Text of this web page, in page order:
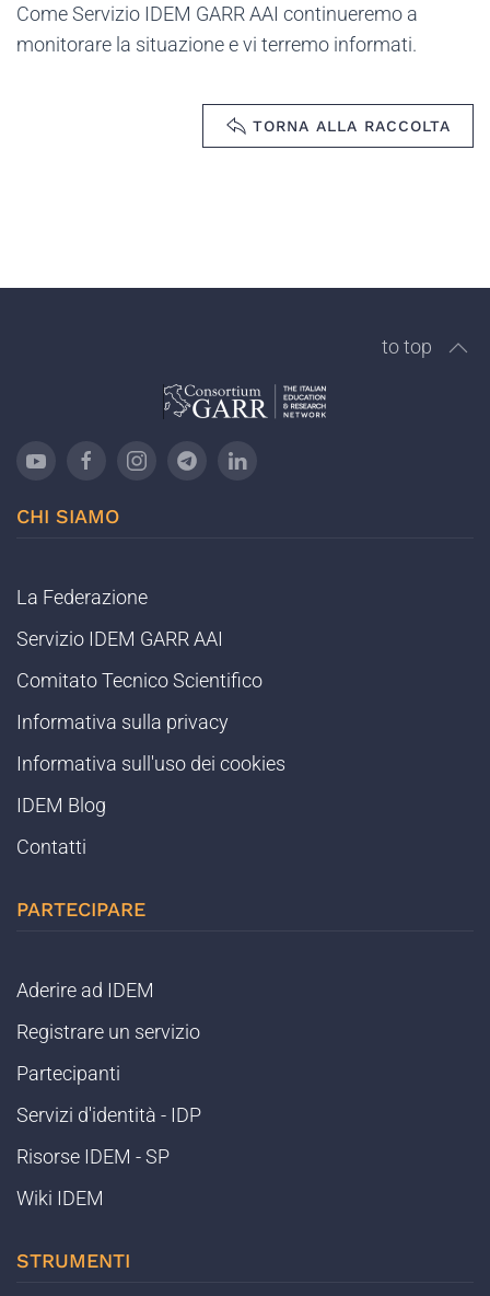
Come Servizio IDEM GARR AAI continueremo a
monitorare la situazione e vi terremo informati.
TORNA ALLA RACCOLTA
to top
CHI SIAMO
La Federazione
Servizio IDEM GARR AAI
Comitato Tecnico Scientifico
Informativa sulla privacy
Informativa sull'uso dei cookies
IDEM Blog
Contatti
PARTECIPARE
Aderire ad IDEM
Registrare un servizio
Partecipanti
Servizi d'identità - IDP
Risorse IDEM - SP
Wiki IDEM
STRUMENTI